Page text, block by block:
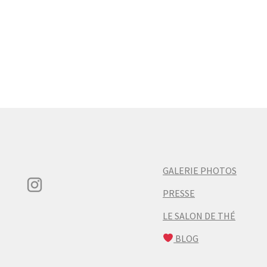
GALERIE PHOTOS
PRESSE
LE SALON DE THÉ
BLOG